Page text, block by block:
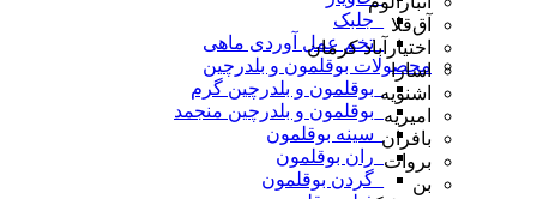
_جلبک
_تخم عمل آوردی ماهی
محصولات بوقلمون و بلدرچین
_بوقلمون و بلدرچین گرم
_بوقلمون و بلدرچین منجمد
_سینه بوقلمون
_ران بوقلمون
_گردن بوقلمون
آق‌قلا
اختیارآباد کرمان
اسارا
اشنویه
امیریه
بافران
بروات
بن